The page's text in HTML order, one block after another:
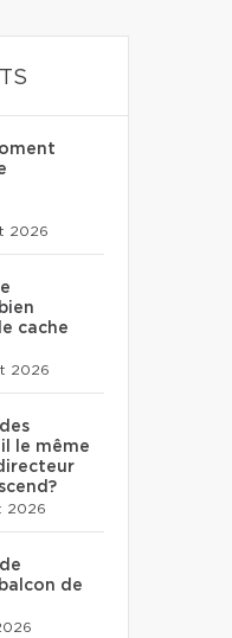
2026
cache
2026
le même
2026
de